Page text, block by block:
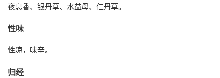
夜息香、银丹草、水益母、仁丹草。
性味
性凉，味辛。
归经